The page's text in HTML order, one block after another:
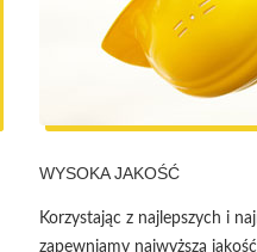
WYSOKA JAKOŚĆ
Korzystając z najlepszych i
zapewniamy najwyższą